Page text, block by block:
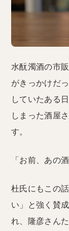
水酛濁酒の市
がきっかけだ
していたある
しまった酒屋
す。
「お前、あの
杜氏にもこの
い」と強く賛
れ、隆彦さん